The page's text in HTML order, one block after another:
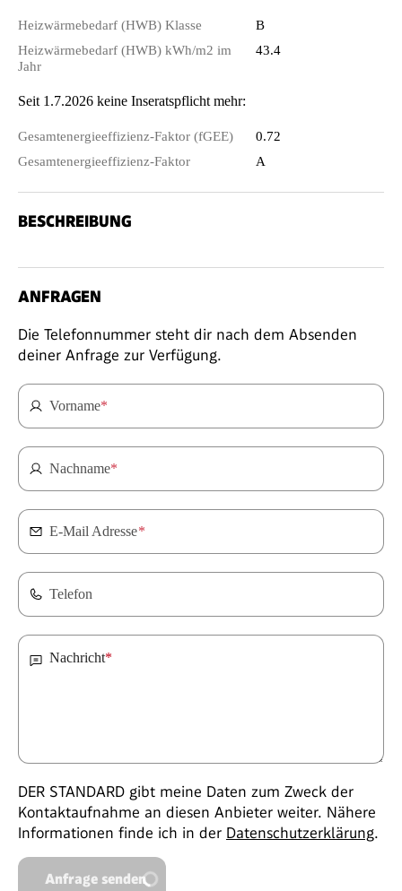
Heizwärmebedarf (HWB) Klasse
B
Heizwärmebedarf (HWB) kWh/m2 im
Jahr
43.4
Seit 1.7.2026 keine Inseratspflicht mehr:
Gesamtenergieeffizienz-Faktor (fGEE)
0.72
Gesamtenergieeffizienz-Faktor
A
BESCHREIBUNG
ANFRAGEN
Die Telefonnummer steht dir nach dem Absenden
deiner Anfrage zur Verfügung.
Vorname*
Nachname*
E-Mail Adresse*
Telefon
Nachricht*
DER STANDARD gibt meine Daten zum Zweck der
Kontaktaufnahme an diesen Anbieter weiter. Nähere
Informationen finde ich in der Datenschutzerklärung.
Anfrage senden